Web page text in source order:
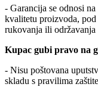
- Garancija se odnosi
kvalitetu proizvoda,
rukovanja ili održavanja
Kupac gubi pravo na
- Nisu poštovana
skladu s pravilima